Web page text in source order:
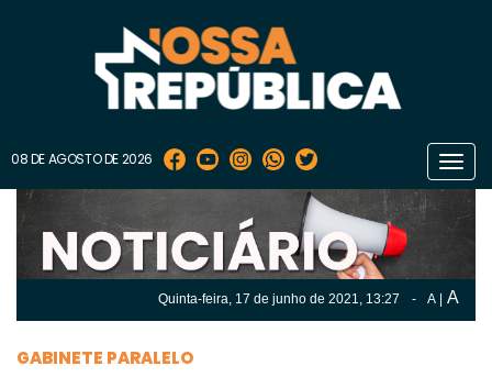
08 DE AGOSTO DE 2026
Quinta-feira, 17 de junho de 2021, 13:27 - A A
GABINETE PARALELO